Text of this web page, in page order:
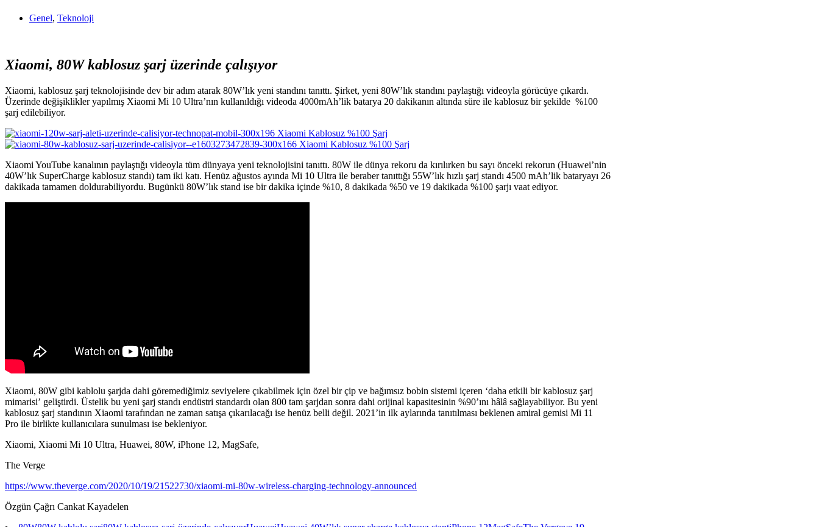
Genel, Teknoloji
Xiaomi, 80W kablosuz şarj üzerinde çalışıyor
Xiaomi, kablosuz şarj teknolojisinde dev bir adım atarak 80W’lık yeni standını tanıttı. Şirket, yeni 80W’lık standını paylaştığı videoyla görücüye çıkardı.
Üzerinde değişiklikler yapılmış Xiaomi Mi 10 Ultra’nın kullanıldığı videoda 4000mAh’lik batarya 20 dakikanın altında süre ile kablosuz bir şekilde %100
şarj edilebiliyor.
Xiaomi YouTube kanalının paylaştığı videoyla tüm dünyaya yeni teknolojisini tanıttı. 80W ile dünya rekoru da kırılırken bu sayı önceki rekorun (Huawei’nin
40W’lık SuperCharge kablosuz standı) tam iki katı. Henüz ağustos ayında Mi 10 Ultra ile beraber tanıttığı 55W’lık hızlı şarj standı 4500 mAh’lik bataryayı 26
dakikada tamamen doldurabiliyordu. Bugünkü 80W’lık stand ise bir dakika içinde %10, 8 dakikada %50 ve 19 dakikada %100 şarjı vaat ediyor.
Xiaomi, 80W gibi kablolu şarjda dahi göremediğimiz seviyelere çıkabilmek için özel bir çip ve bağımsız bobin sistemi içeren ‘daha etkili bir kablosuz şarj
mimarisi’ geliştirdi. Üstelik bu yeni şarj standı endüstri standardı olan 800 tam şarjdan sonra dahi orijinal kapasitesinin %90’ını hâlâ sağlayabiliyor. Bu yeni
kablosuz şarj standının Xiaomi tarafından ne zaman satışa çıkarılacağı ise henüz belli değil. 2021’in ilk aylarında tanıtılması beklenen amiral gemisi Mi 11
Pro ile birlikte kullanıcılara sunulması ise bekleniyor.
Xiaomi, Xiaomi Mi 10 Ultra, Huawei, 80W, iPhone 12, MagSafe,
The Verge
https://www.theverge.com/2020/10/19/21522730/xiaomi-mi-80w-wireless-charging-technology-announced
Özgün Çağrı Cankat Kayadelen